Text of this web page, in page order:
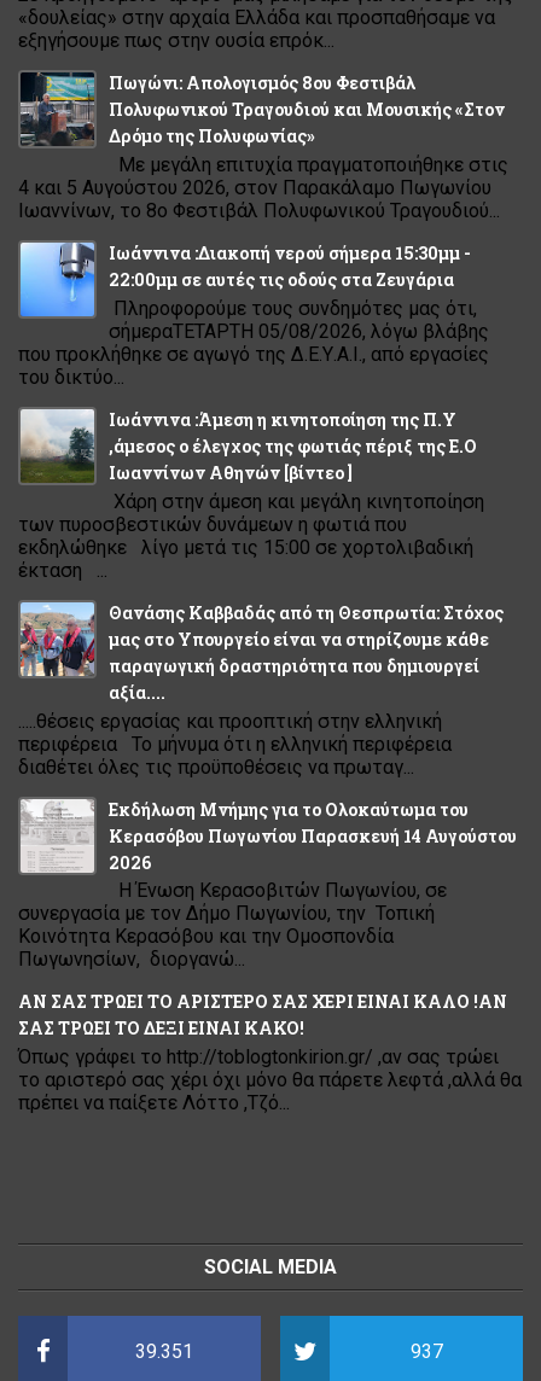
«δουλείας» στην αρχαία Ελλάδα και προσπαθήσαμε να
εξηγήσουμε πως στην ουσία επρόκ...
Πωγώνι: Απολογισμός 8ου Φεστιβάλ
Πολυφωνικού Τραγουδιού και Μουσικής «Στον
Δρόμο της Πολυφωνίας»
Με μεγάλη επιτυχία πραγματοποιήθηκε στις
4 και 5 Αυγούστου 2026, στον Παρακάλαμο Πωγωνίου
Ιωαννίνων, το 8ο Φεστιβάλ Πολυφωνικού Τραγουδιού...
Ιωάννινα :Διακοπή νερού σήμερα 15:30μμ -
22:00μμ σε αυτές τις οδούς στα Ζευγάρια
Πληροφορούμε τους συνδημότες μας ότι,
σήμεραΤΕΤΑΡΤΗ 05/08/2026, λόγω βλάβης
που προκλήθηκε σε αγωγό της Δ.Ε.Υ.Α.Ι., από εργασίες
του δικτύο...
Ιωάννινα :Άμεση η κινητοποίηση της Π.Υ
,άμεσος ο έλεγχος της φωτιάς πέριξ της Ε.Ο
Ιωαννίνων Αθηνών [βίντεο ]
Χάρη στην άμεση και μεγάλη κινητοποίηση
των πυροσβεστικών δυνάμεων η φωτιά που
εκδηλώθηκε λίγο μετά τις 15:00 σε χορτολιβαδική
έκταση ...
Θανάσης Καββαδάς από τη Θεσπρωτία: Στόχος
μας στο Υπουργείο είναι να στηρίζουμε κάθε
παραγωγική δραστηριότητα που δημιουργεί
αξία....
.....θέσεις εργασίας και προοπτική στην ελληνική
περιφέρεια Το μήνυμα ότι η ελληνική περιφέρεια
διαθέτει όλες τις προϋποθέσεις να πρωταγ...
Εκδήλωση Μνήμης για το Ολοκαύτωμα του
Κερασόβου Πωγωνίου Παρασκευή 14 Αυγούστου
2026
Η Ένωση Κερασοβιτών Πωγωνίου, σε
συνεργασία με τον Δήμο Πωγωνίου, την Τοπική
Κοινότητα Κερασόβου και την Ομοσπονδία
Πωγωνησίων, διοργανώ...
ΑΝ ΣΑΣ ΤΡΩΕΙ ΤΟ ΑΡΙΣΤΕΡΟ ΣΑΣ ΧΕΡΙ ΕΙΝΑΙ ΚΑΛΟ !ΑΝ
ΣΑΣ ΤΡΩΕΙ ΤΟ ΔΕΞΙ ΕΙΝΑΙ ΚΑΚΟ!
Όπως γράφει το http://toblogtonkirion.gr/ ,αν σας τρώει
το αριστερό σας χέρι όχι μόνο θα πάρετε λεφτά ,αλλά θα
πρέπει να παίξετε Λόττο ,Τζό...
SOCIAL MEDIA
39.351 937